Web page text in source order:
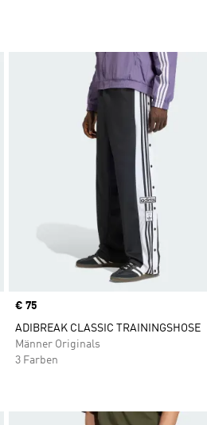
Wunschliste hinzufügen
Price
€ 75
ADIBREAK CLASSIC TRAININGSHOSE
Männer Originals
3 Farben